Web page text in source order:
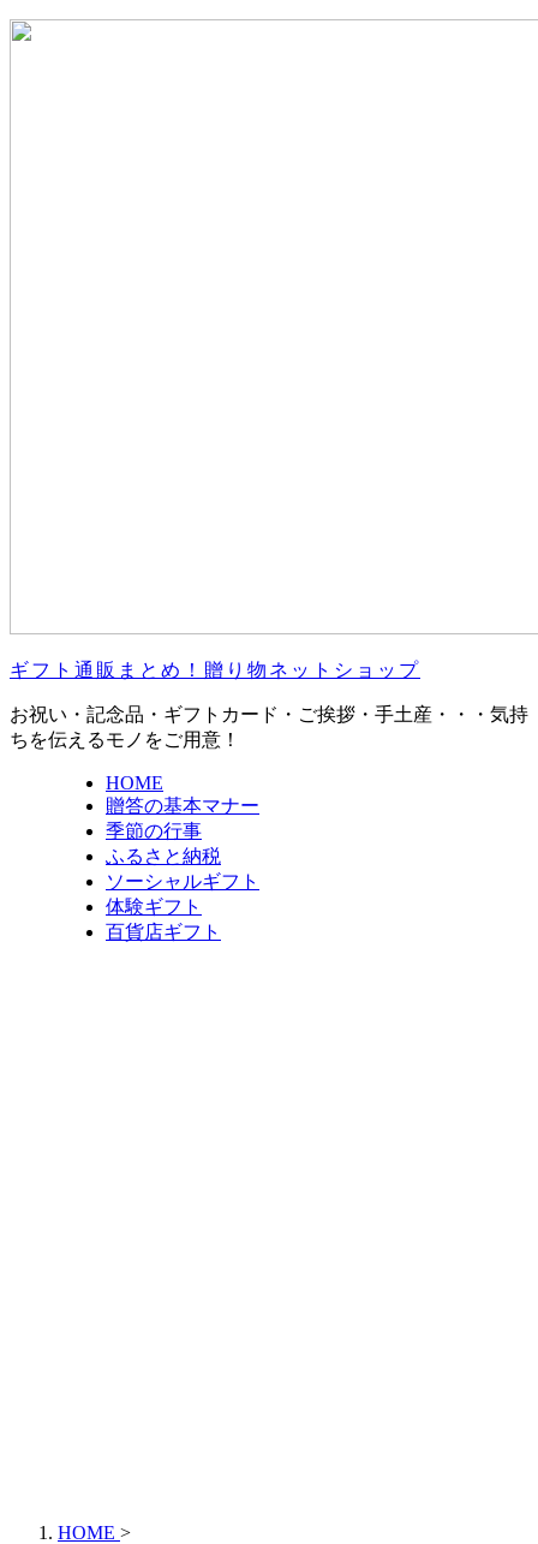
ギフト通販まとめ！贈り物ネットショップ
お祝い・記念品・ギフトカード・ご挨拶・手土産・・・気持
ちを伝えるモノをご用意！
HOME
贈答の基本マナー
季節の行事
ふるさと納税
ソーシャルギフト
体験ギフト
百貨店ギフト
HOME >